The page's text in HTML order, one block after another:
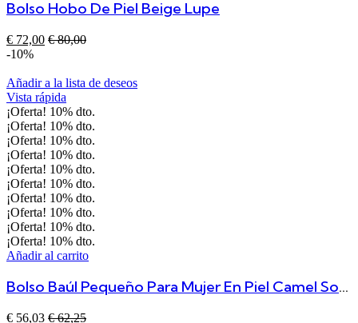
Bolso Hobo De Piel Beige Lupe
€ 72,00 €80,00
-10%
Añadir a la lista de deseos
Vista rápida
¡Oferta! 10% dto.
¡Oferta! 10% dto.
¡Oferta! 10% dto.
¡Oferta! 10% dto.
¡Oferta! 10% dto.
¡Oferta! 10% dto.
¡Oferta! 10% dto.
¡Oferta! 10% dto.
¡Oferta! 10% dto.
¡Oferta! 10% dto.
Añadir al carrito
Bolso Baúl Pequeño Para Mujer En Piel Camel Sonia
€ 56,03 €62,25